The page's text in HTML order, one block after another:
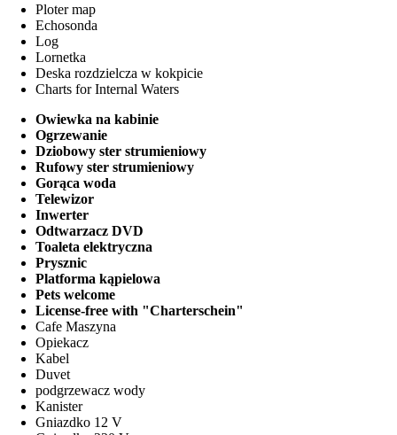
Ploter map
Echosonda
Log
Lornetka
Deska rozdzielcza w kokpicie
Charts for Internal Waters
Owiewka na kabinie
Ogrzewanie
Dziobowy ster strumieniowy
Rufowy ster strumieniowy
Gorąca woda
Telewizor
Inwerter
Odtwarzacz DVD
Toaleta elektryczna
Prysznic
Platforma kąpielowa
Pets welcome
License-free with "Charterschein"
Cafe Maszyna
Opiekacz
Kabel
Duvet
podgrzewacz wody
Kanister
Gniazdko 12 V